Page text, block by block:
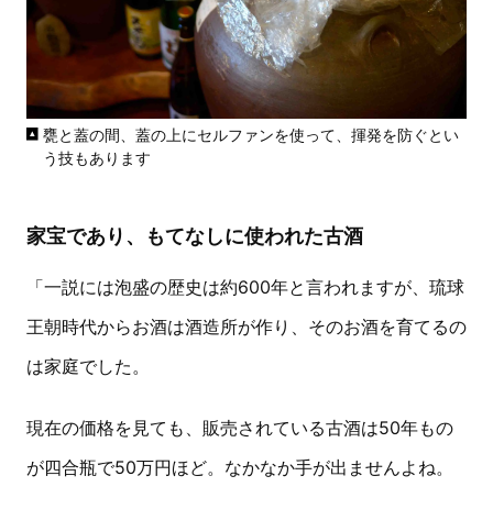
甕と蓋の間、蓋の上にセルファンを使って、揮発を防ぐとい
う技もあります
家宝であり、もてなしに使われた古酒
「一説には泡盛の歴史は約600年と言われますが、琉球
王朝時代からお酒は酒造所が作り、そのお酒を育てるの
は家庭でした。
現在の価格を見ても、販売されている古酒は50年もの
が四合瓶で50万円ほど。なかなか手が出ませんよね。